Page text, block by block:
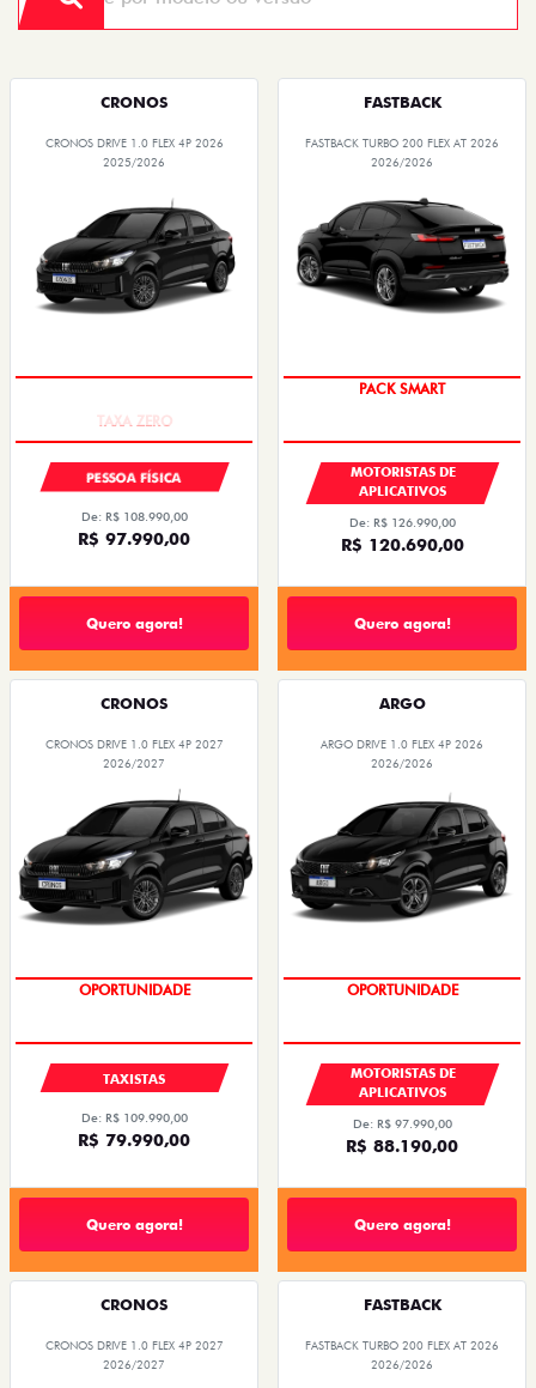
CRONOS
CRONOS DRIVE 1.0 FLEX 4P 2026
2025/2026
PESSOA FÍSICA
De: R$ 108.990,00
R$ 97.990,00
Quero agora!
FASTBACK
FASTBACK TURBO 200 FLEX AT 2026
2026/2026
PACK SMART
MOTORISTAS DE
APLICATIVOS
De: R$ 126.990,00
R$ 120.690,00
Quero agora!
CRONOS
CRONOS DRIVE 1.0 FLEX 4P 2027
2026/2027
OPORTUNIDADE
TAXISTAS
De: R$ 109.990,00
R$ 79.990,00
Quero agora!
ARGO
ARGO DRIVE 1.0 FLEX 4P 2026
2026/2026
OPORTUNIDADE
MOTORISTAS DE
APLICATIVOS
De: R$ 97.990,00
R$ 88.190,00
Quero agora!
CRONOS
CRONOS DRIVE 1.0 FLEX 4P 2027
2026/2027
FASTBACK
FASTBACK TURBO 200 FLEX AT 2026
2026/2026